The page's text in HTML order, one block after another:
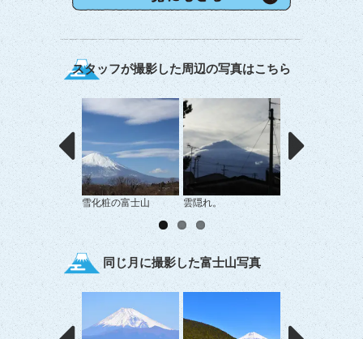
スタッフが撮影した周辺の写真はこちら
雪化粧の富士山 雲隠れ。
御殿場市塚原付
道からの富士山」
同じ月に撮影した富士山写真